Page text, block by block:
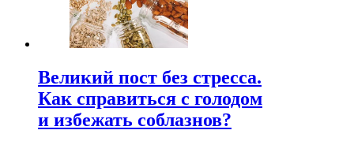
Великий пост без стресса.
Как справиться с голодом
и избежать соблазнов?